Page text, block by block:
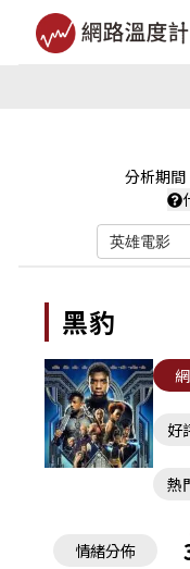
分析期間
英雄電影
黑豹
好
情緒分佈
熱